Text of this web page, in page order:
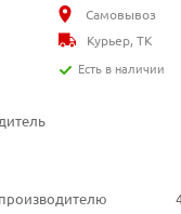
Самовывоз
Курьер, ТК
Есть в наличии